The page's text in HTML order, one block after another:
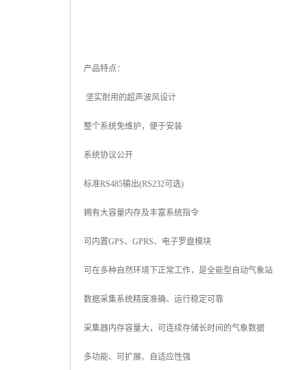
产品特点：
坚实耐用的超声波风设计
整个系统免维护，便于安装
系统协议公开
标准RS485输出(RS232可选)
拥有大容量内存及丰富系统指令
可内置GPS、GPRS、电子罗盘模块
可在多种自然环境下正常工作，是全能型自动气象站
数据采集系统精度准确、运行稳定可靠
采集器内存容量大，可连续存储长时间的气象数据
多功能、可扩展、自适应性强